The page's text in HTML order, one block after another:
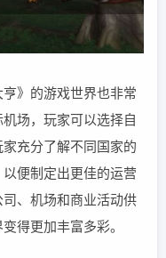
》的游戏世界也非常
场，玩家可以选择自
充分了解不同国家的
便制定出更佳的运营
、机场和商业活动供
得更加丰富多彩。